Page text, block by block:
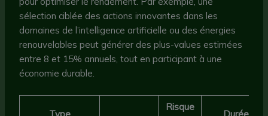
sélection ciblée des actions innovantes dans les
domaines de l’intelligence artificielle ou des énergies
renouvelables peut générer des plus-values estimées
entre 8 et 15% annuels, tout en participant à une
économie durable.
Risque